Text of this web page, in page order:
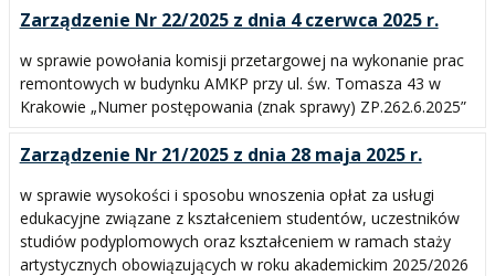
Zarządzenie Nr 22/2025 z dnia 4 czerwca 2025 r.
w sprawie powołania komisji przetargowej na wykonanie prac
remontowych w budynku AMKP przy ul. św. Tomasza 43 w
Krakowie „Numer postępowania (znak sprawy) ZP.262.6.2025”
Zarządzenie Nr 21/2025 z dnia 28 maja 2025 r.
w sprawie wysokości i sposobu wnoszenia opłat za usługi
edukacyjne związane z kształceniem studentów, uczestników
studiów podyplomowych oraz kształceniem w ramach staży
artystycznych obowiązujących w roku akademickim 2025/2026